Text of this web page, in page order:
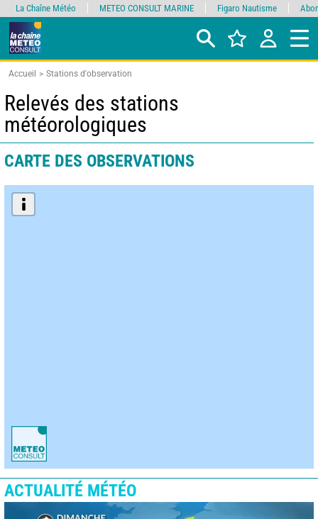
Accueil Stations d'observation
Relevés des stations
météorologiques
CARTE DES OBSERVATIONS
ACTUALITÉ MÉTÉO
La Chaîne Météo METEO CONSULT MARINE Figaro Nautisme